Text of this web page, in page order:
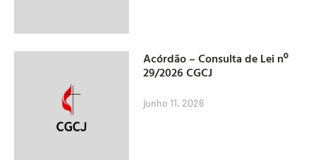
Acórdão – Consulta de Lei nº
29/2026 CGCJ
junho 11, 2026